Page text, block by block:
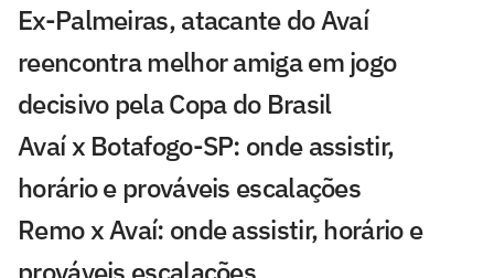
Ex-Palmeiras, atacante do Avaí
reencontra melhor amiga em jogo
decisivo pela Copa do Brasil
Avaí x Botafogo-SP: onde assistir,
horário e prováveis escalações
Remo x Avaí: onde assistir, horário e